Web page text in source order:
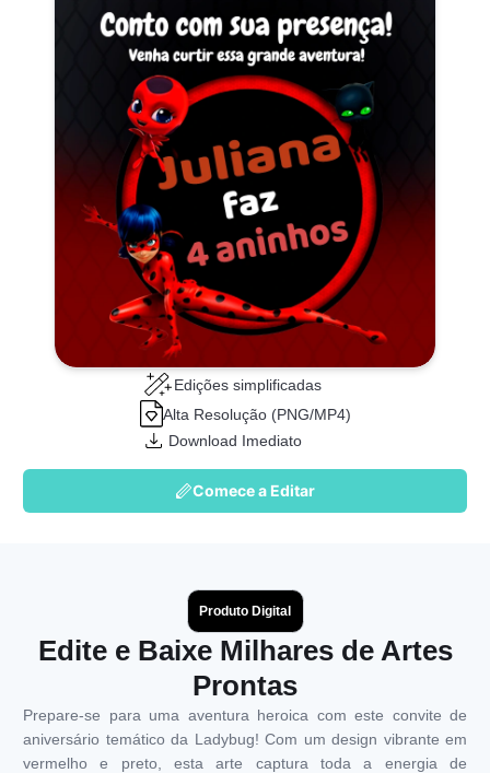
Edições simplificadas
Alta Resolução (PNG/MP4)
Download Imediato
Comece a Editar
Produto Digital
Edite e Baixe Milhares de Artes
Prontas
Prepare-se para uma aventura heroica com este convite de
aniversário temático da Ladybug! Com um design vibrante em
vermelho e preto, esta arte captura toda a energia de